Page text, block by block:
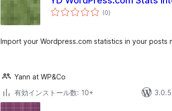
(0個
の)
Import your Wordpress.com statistics in your posts
Yann at WP&Co
有効インストール数: 10+